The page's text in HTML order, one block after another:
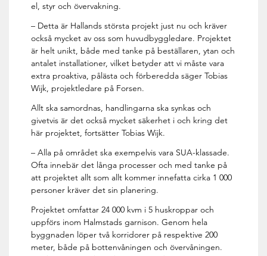
el, styr och övervakning.
– Detta är Hallands största projekt just nu och kräver
också mycket av oss som huvudbyggledare. Projektet
är helt unikt, både med tanke på beställaren, ytan och
antalet installationer, vilket betyder att vi måste vara
extra proaktiva, pålästa och förberedda säger Tobias
Wijk, projektledare på Forsen.
Allt ska samordnas, handlingarna ska synkas och
givetvis är det också mycket säkerhet i och kring det
här projektet, fortsätter Tobias Wijk.
– Alla på området ska exempelvis vara SUA-klassade.
Ofta innebär det långa processer och med tanke på
att projektet allt som allt kommer innefatta cirka 1 000
personer kräver det sin planering.
Projektet omfattar 24 000 kvm i 5 huskroppar och
uppförs inom Halmstads garnison. Genom hela
byggnaden löper två korridorer på respektive 200
meter, både på bottenvåningen och övervåningen.